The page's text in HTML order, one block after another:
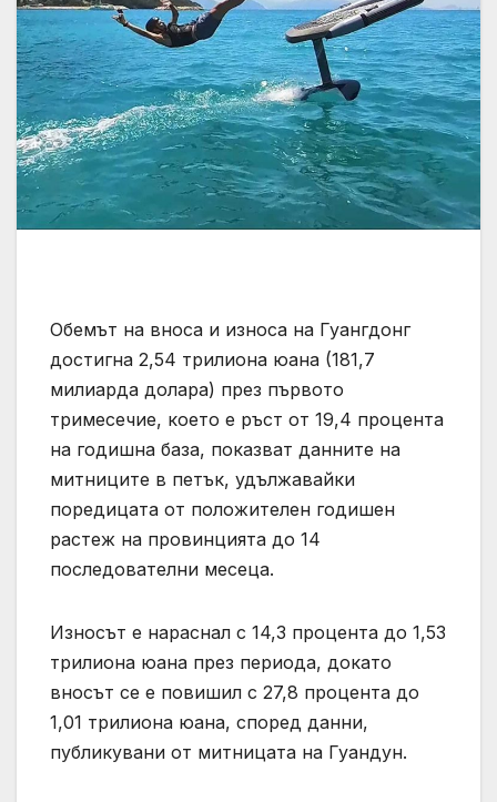
Обемът на вноса и износа на Гуангдонг
достигна 2,54 трилиона юана (181,7
милиарда долара) през първото
тримесечие, което е ръст от 19,4 процента
на годишна база, показват данните на
митниците в петък, удължавайки
поредицата от положителен годишен
растеж на провинцията до 14
последователни месеца.
Износът е нараснал с 14,3 процента до 1,53
трилиона юана през периода, докато
вносът се е повишил с 27,8 процента до
1,01 трилиона юана, според данни,
публикувани от митницата на Гуандун.